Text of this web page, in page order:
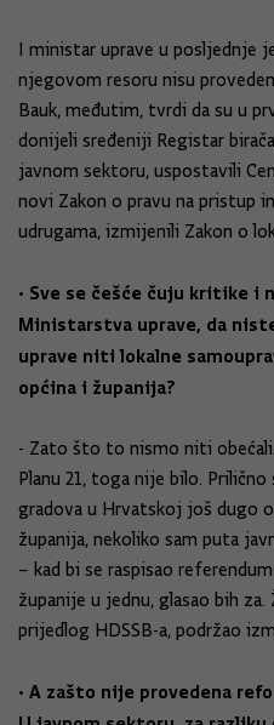
I ministar uprave u posljednje
njegovom resoru nisu
Bauk, međutim, tvrdi da su u
donijeli sređeniji Registar
javnom sektoru, uspostavili
novi Zakon o pravu na pristup
udrugama, izmijenili Zakon o
• Sve se češće čuju kritike i
Ministarstva uprave, da
uprave niti lokalne
općina i županija?
- Zato što to nismo niti
Planu 21, toga nije bilo.
gradova u Hrvatskoj još dugo
županija, nekoliko sam puta
– kad bi se raspisao
županije u jednu, glasao bih
prijedlog HDSSB-a, podržao
• A zašto nije provedena